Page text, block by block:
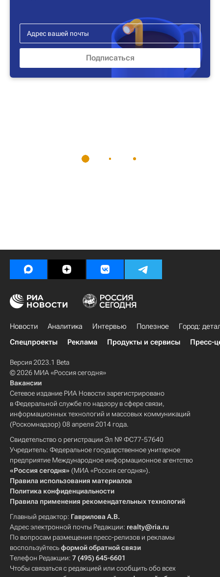
Новости Аналитика Интервью Полезное
Город:
Спецпроекты
Реклама Продукты и сервисы Пресс-
Версия 2023.1 Beta
© 2026 МИА «Россия сегодня»
Вакансии
Сетевое издание РИА Новости зарегистрировано
в Федеральной службе по надзору в сфере связи,
информационных технологий и массовых коммуникаций
(Роскомнадзор) 08 апреля 2014 года.
Свидетельство о регистрации Эл № ФС77-57640
Учредитель: Федеральное государственное унитарное
предприятие Международное информационное агентство
«Россия сегодня» (МИА «Россия сегодня»).
Правила использования материалов
Политика конфиденциальности
Правила применения рекомендательных технологий
Главный редактор: Гаврилова А.В.
Адрес электронной почты Редакции: realty@ria.ru
По вопросам размещения пресс-релизов и рекламы
воспользуйтесьформой обратной связи
Телефон Редакции: 7 (495) 645-6601
Чтобы связаться с редакцией или сообщить обо всех